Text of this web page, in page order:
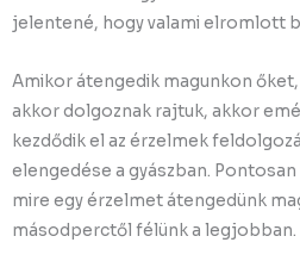
jelentené, hogy valami elromlott
Amikor átengedik magunkon
akkor dolgoznak rajtuk, akkor
kezdődik el az érzelmek
elengedése a gyászban.
mire egy érzelmet átengedünk
másodperctől félünk a legjobban.